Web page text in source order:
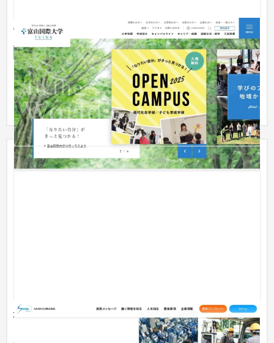
富山国際大学
企業サイト 大学・高校・専門学校
プロポーザル案件を受注。 主に進学を目指す高校生が、なりた
い自分の将来像がイメージできるような企画コンテンツを主軸
に構成...
埼玉県の老舗の施設設備工事業のコーポレートサイト
およびリクルートサイト制作。